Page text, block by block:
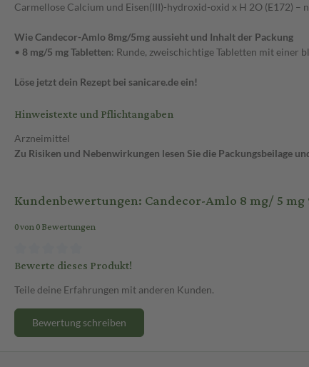
Carmellose Calcium und Eisen(III)-hydroxid-oxid x H 2O (E172) –
Wie Candecor-Amlo 8mg/5mg aussieht und Inhalt der Packung
• 8 mg/5 mg Tabletten: Runde, zweischichtige Tabletten mit einer
Löse jetzt dein Rezept bei sanicare.de ein!
Hinweistexte und Pflichtangaben
Arzneimittel
Zu Risiken und Nebenwirkungen lesen Sie die Packungsbeilage
Kundenbewertungen: Candecor-Amlo 8 mg/ 5
0 von 0 Bewertungen
Bewerte dieses Produkt!
Teile deine Erfahrungen mit anderen Kunden.
Bewertung schreiben